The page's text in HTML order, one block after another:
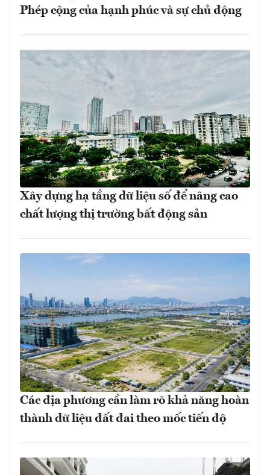
Phép cộng của hạnh phúc và sự chủ động
Xây dựng hạ tầng dữ liệu số để nâng cao
chất lượng thị trường bất động sản
Các địa phương cần làm rõ khả năng hoàn
thành dữ liệu đất đai theo mốc tiến độ